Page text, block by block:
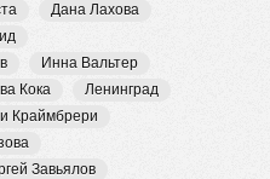
Дана Лахова
Инна Вальтер
Кока
Ленинград
Краймбрери
Завьялов